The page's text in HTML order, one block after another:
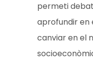
permeti
aprofundir en
canviar en el